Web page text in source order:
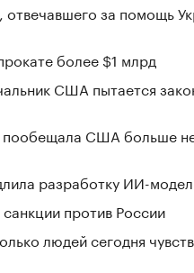
отвечавшего за помощь
более $1 млрд
США пытается
пообещала США больше
разработку ИИ-
против России
людей сегодня